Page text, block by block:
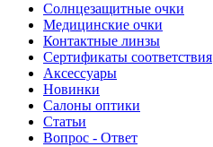
Солнцезащитные очки
Медицинские очки
Контактные линзы
Сертификаты соответствия
Аксессуары
Новинки
Салоны оптики
Статьи
Вопрос - Ответ